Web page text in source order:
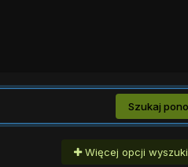
Szukaj
Więcej opcji